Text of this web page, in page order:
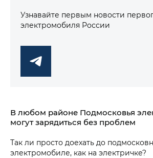
Узнавайте первым новости
электромобиля России
В любом районе Подмосковья
могут зарядиться без проблем
Так ли просто доехать до
электромобиле, как на электричке?